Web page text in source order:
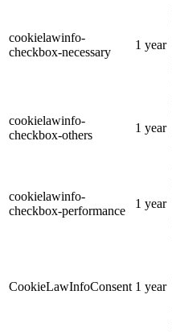
cookielawinfo-
checkbox-necessary
1 year
cookielawinfo-
checkbox-others
1 year
cookielawinfo-
checkbox-performance
1 year
CookieLawInfoConsent 1 year